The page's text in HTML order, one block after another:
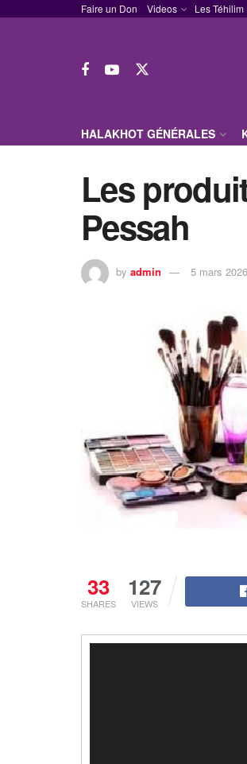
Faire un Don Videos Les Téhilim
HALAKHOT GÉNÉRALES
Les
Pessah
by admin 5 mars 2026
33
SHARES
127
VIEWS